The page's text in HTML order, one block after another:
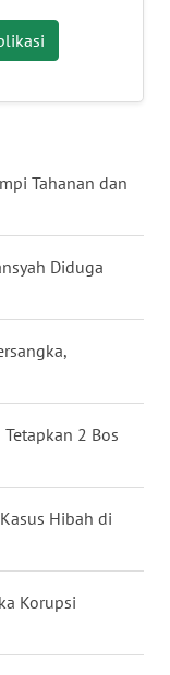
Tahanan dan
Diduga
2 Bos
Hibah di
Korupsi